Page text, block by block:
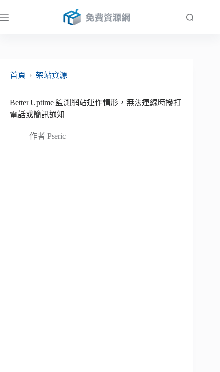
至
首頁
› 架站資源
Better Uptime 監測網站運作情形，無法連線時撥打
電話或簡訊通知
作者 Pseric